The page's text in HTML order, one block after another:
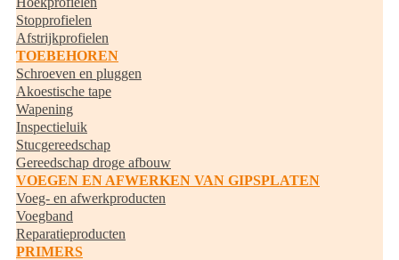
Stopprofielen
Afstrijkprofielen
TOEBEHOREN
Schroeven en pluggen
Akoestische tape
Wapening
Inspectieluik
Stucgereedschap
Gereedschap droge afbouw
VOEGEN EN AFWERKEN VAN GIPSPLATEN
Voeg- en afwerkproducten
Voegband
Reparatieproducten
PRIMERS